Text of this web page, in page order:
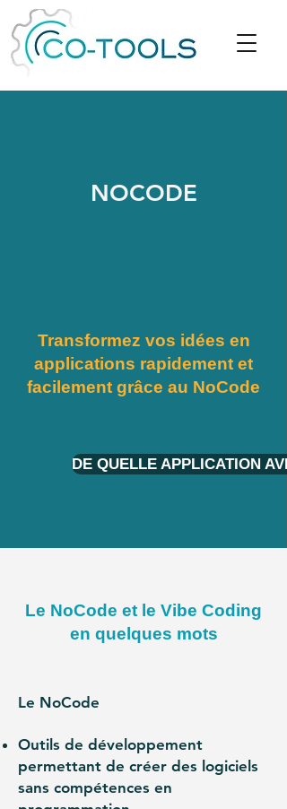
NOCODE
Transformez vos idées en
applications rapidement et
facilement grâce au NoCode
DE QUELLE APPLICATION
Le NoCode et le Vibe Coding
en quelques mots
Le NoCode
Outils de développement
permettant de créer des logiciels
sans compétences en